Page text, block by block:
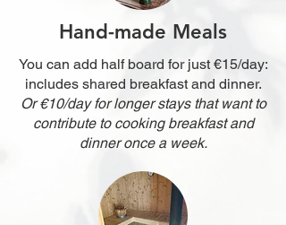
Hand-made Meals
You can add half board for just €15/day:
includes shared breakfast and dinner.
Or €10/day for longer stays that want to
contribute to cooking breakfast and
dinner once a week.